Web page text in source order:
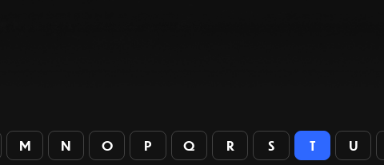
M N O P Q R S T U